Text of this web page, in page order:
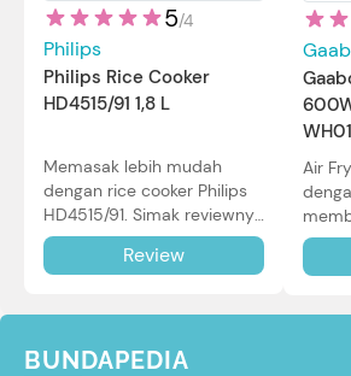
5/4
Philips
Philips Rice Cooker
HD4515/91 1,8 L
Memasak lebih mudah
dengan rice cooker Philips
HD4515/91. Simak reviewnya
di sini.
Review
Air
BUNDAPEDIA